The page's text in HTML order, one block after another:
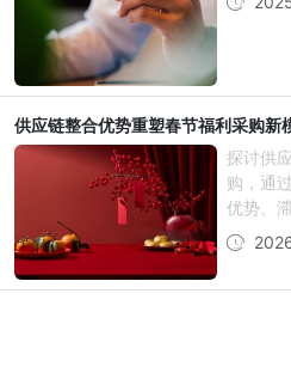
供应链整合优势重塑春节福利采购新
探讨供
购，通
优势、